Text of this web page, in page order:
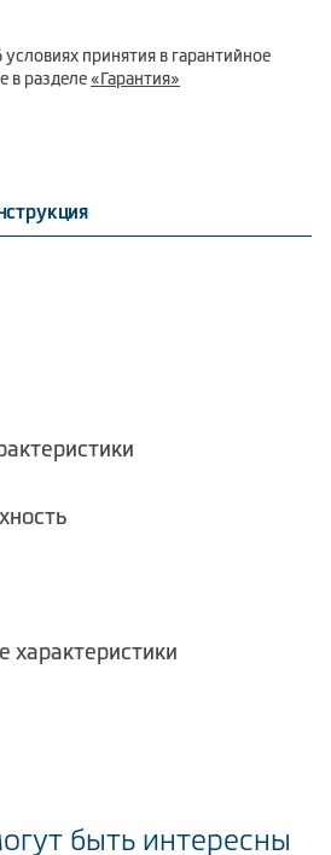
принятия в гарантийное
в разделе«Гарантия»
характеристики
быть интересны